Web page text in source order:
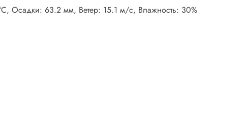
Осадки: 63.2 мм, Ветер: 15.1 м/с, Влажность: 30%